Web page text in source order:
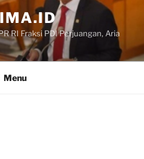
RI Fraksi PDI Perjuangan, Aria
Menu